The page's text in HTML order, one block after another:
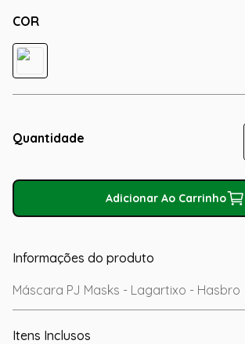
COR
Quantidade
Adicionar Ao Carrinho
Informações do produto
Máscara PJ Masks - Lagartixo - Hasbro
Itens Inclusos